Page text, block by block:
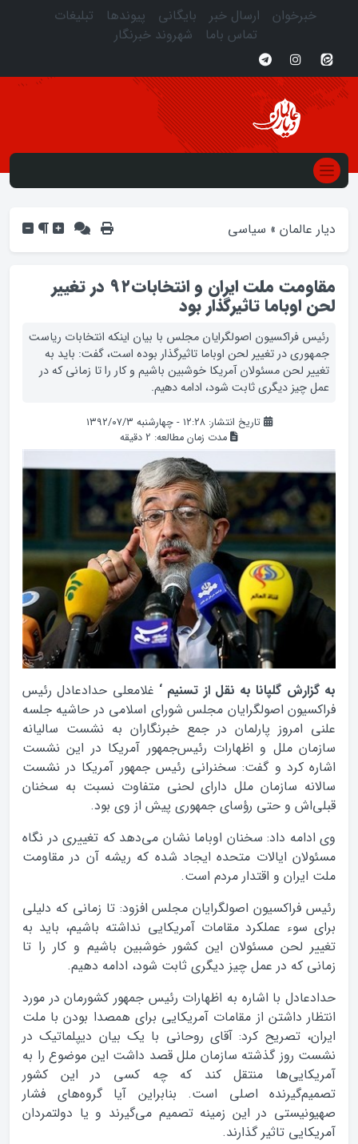
خبرخوان ارسال خبر بایگانی پیوندها
تبلیغات
تماس باما
شهروند خبرنگار
دیار عالمان » سیاسی
مقاومت ملت ایران و انتخابات۹۲ در تغییر
لحن اوباما تاثیرگذار بود
رئیس فراکسیون اصولگرایان مجلس با بیان اینکه انتخابات ریاست
جمهوری در تغییر لحن اوباما تاثیرگذار بوده است، گفت: باید به
تغییر لحن مسئولان آمریکا خوشبین باشیم و کار را تا زمانی که در
عمل چیز دیگری ثابت شود، ادامه دهیم.
تاریخ انتشار: ۱۲:۲۸ - چهارشنبه ۱۳۹۲/۰۷/۳
مدت زمان مطالعه: 2 دقیقه
به گزارش گلپانا به نقل از تسنیم ‘ غلامعلی حدادعادل رئیس
فراکسیون اصولگرایان مجلس شورای اسلامی در حاشیه جلسه
علنی امروز پارلمان در جمع خبرنگاران به نشست سالیانه
سازمان ملل و اظهارات رئیس‌جمهور آمریکا در این نشست
اشاره کرد و گفت: سخنرانی رئیس جمهور آمریکا در نشست
سالانه سازمان ملل دارای لحنی متفاوت نسبت به سخنان
قبلی‌اش و حتی رؤسای جمهوری پیش از وی بود.
وی ادامه داد: سخنان اوباما نشان می‌دهد که تغییری در نگاه
مسئولان ایالات متحده ایجاد شده که ریشه آن در مقاومت
ملت ایران و اقتدار مردم است.
رئیس فراکسیون اصولگرایان مجلس افزود: تا زمانی که دلیلی
برای سوء عملکرد مقامات آمریکایی نداشته باشیم، باید به
تغییر لحن مسئولان این کشور خوشبین باشیم و کار را تا
زمانی که در عمل چیز دیگری ثابت شود، ادامه دهیم.
حدادعادل با اشاره به اظهارات رئیس جمهور کشورمان در مورد
انتظار داشتن از مقامات آمریکایی برای همصدا بودن با ملت
ایران، تصریح کرد: آقای روحانی با یک بیان دیپلماتیک در
نشست روز گذشته سازمان ملل قصد داشت این موضوع را به
آمریکایی‌ها منتقل کند که چه کسی در این کشور
تصمیم‌‌گیرنده اصلی است. بنابراین آیا گروه‌های فشار
صهیونیستی در این زمینه تصمیم می‌گیرند و یا دولتمردان
آمریکایی تاثیر گذارند.